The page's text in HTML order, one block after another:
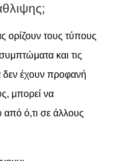
ορίζουν τους τύπους
και τις
δεν έχουν προφανή
μπορεί να
ό,τι σε άλλους